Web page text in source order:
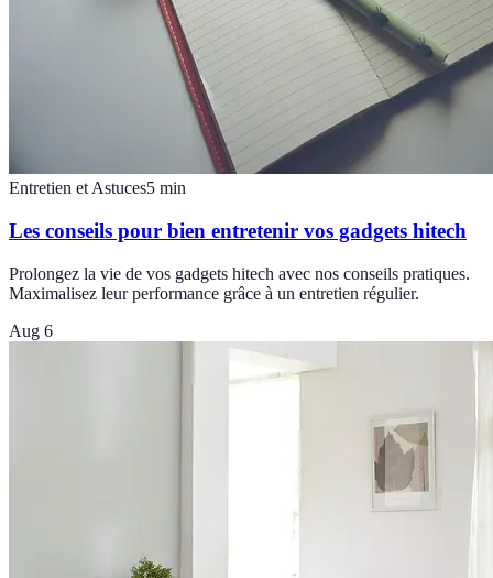
Entretien et Astuces5 min
Les conseils pour bien entretenir vos gadgets hitech
Prolongez la vie de vos gadgets hitech avec nos conseils pratiques.
Maximalisez leur performance grâce à un entretien régulier.
Aug 6